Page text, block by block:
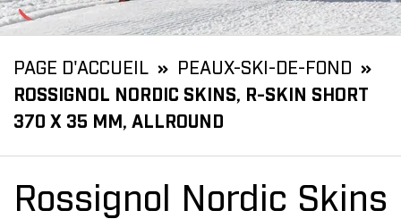
PAGE D'ACCUEIL
PEAUX-SKI-DE-FOND
ROSSIGNOL NORDIC SKINS, R-SKIN SHORT
370 X 35 MM, ALLROUND
Rossignol Nordic Skins